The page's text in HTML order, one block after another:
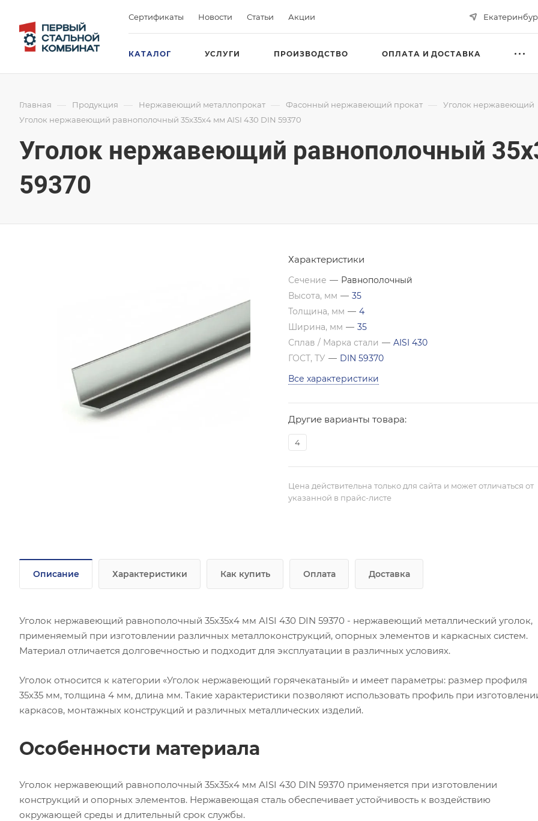
Сертификаты Новости Статьи Акции
КАТАЛОГ УСЛУГИ ПРОИЗВОДСТВО ОПЛАТА И ДОСТАВКА
Главная — Продукция — Нержавеющий металлопрокат — Фасонный нержавеющий прокат —
Уголок нержавеющий
Уголок нержавеющий равнополочный 35х35х4 мм AISI 430 DIN 59370
Уголок нержавеющий равнополочный
59370
Характеристики
Сечение — Равнополочный
Высота, мм — 35
Толщина, мм — 4
Ширина, мм — 35
Сплав / Марка стали — AISI 430
ГОСТ, ТУ — DIN 59370
Все характеристики
Другие варианты товара:
4
Цена действительна только для сайта и может отличаться от
указанной в прайс-листе
Описание Характеристики Как купить Оплата Доставка
Уголок нержавеющий равнополочный 35х35х4 мм AISI 430 DIN 59370 - нержавеющий металлический уголок,
применяемый при изготовлении различных металлоконструкций, опорных элементов и каркасных систем.
Материал отличается долговечностью и подходит для эксплуатации в различных условиях.
Уголок относится к категории «Уголок нержавеющий горячекатаный» и имеет параметры: размер профиля
35х35 мм, толщина 4 мм, длина мм. Такие характеристики позволяют использовать профиль при
каркасов, монтажных конструкций и различных металлических изделий.
Особенности материала
Уголок нержавеющий равнополочный 35х35х4 мм AISI 430 DIN 59370 применяется при изготовлении
конструкций и опорных элементов. Нержавеющая сталь обеспечивает устойчивость к воздействию
окружающей среды и длительный срок службы.